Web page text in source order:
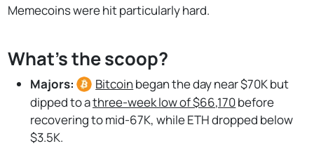
Memecoins were hit particularly hard.
What's the scoop?
Majors: Bitcoin began the day near $70K but
dipped to athree-week low of $66,170before
recovering to mid-67K, while ETH dropped below
$3.5K.